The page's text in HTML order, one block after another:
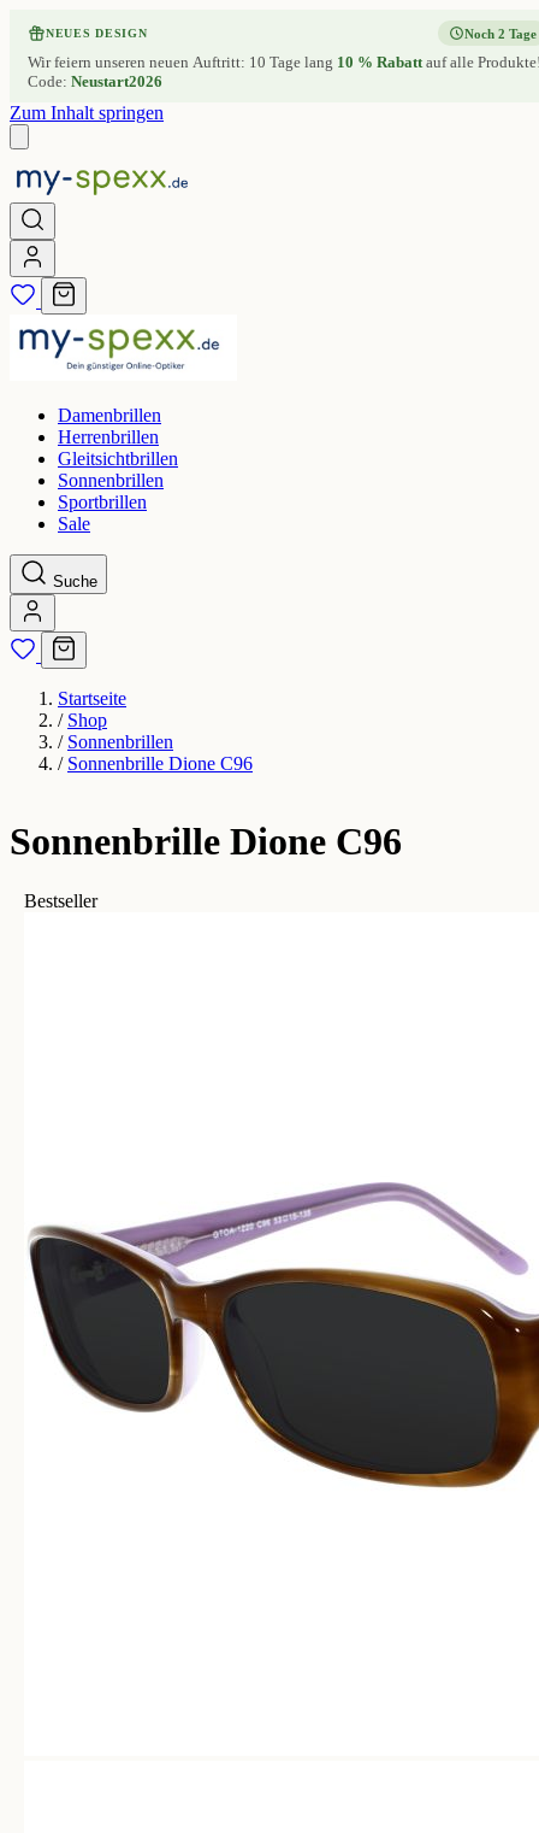
NEUES DESIGN
Wir feiern unseren neuen Auftritt: 10 Tage lang 10 % Rabattauf alle
Code: Neustart2026
Noch 2 Tage
Zum Inhalt springen
Damenbrillen
Herrenbrillen
Gleitsichtbrillen
Sonnenbrillen
Sportbrillen
Sale
Suche
Startseite
/ Shop
/ Sonnenbrillen
/ Sonnenbrille Dione C96
Sonnenbrille Dione C96
Bestseller